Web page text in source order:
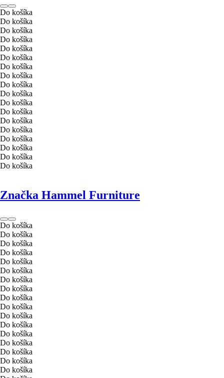
Do košíka
Do košíka
Do košíka
Do košíka
Do košíka
Do košíka
Do košíka
Do košíka
Do košíka
Do košíka
Do košíka
Do košíka
Do košíka
Do košíka
Do košíka
Do košíka
Do košíka
Do košíka
Značka Hammel Furniture
Do košíka
Do košíka
Do košíka
Do košíka
Do košíka
Do košíka
Do košíka
Do košíka
Do košíka
Do košíka
Do košíka
Do košíka
Do košíka
Do košíka
Do košíka
Do košíka
Do košíka